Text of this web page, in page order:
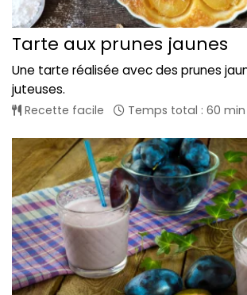
Tarte aux prunes jaunes
Une tarte réalisée avec des prunes
juteuses.
Recette facile Temps total : 60 min